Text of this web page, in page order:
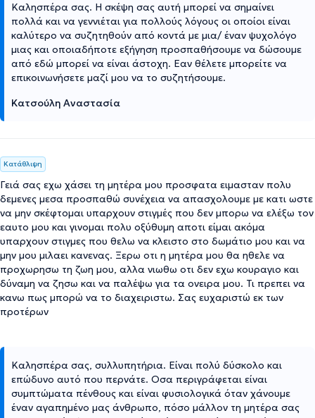
Καλησπέρα σας. Η σκέψη σας αυτή μπορεί να σημαίνει
πολλά και να γεννιέται για πολλούς λόγους οι οποίοι είναι
καλύτερο να συζητηθούν από κοντά με μια/ έναν ψυχολόγο
μιας και οποιαδήποτε εξήγηση προσπαθήσουμε να δώσουμε
από εδώ μπορεί να είναι άστοχη. Εαν θέλετε μπορείτε να
επικοινωνήσετε μαζί μου να το συζητήσουμε.
Κατσούλη Αναστασία
Κατάθλιψη
Γειά σας εχω χάσει τη μητέρα μου προσφατα ειμασταν πολυ
δεμενες μεσα προσπαθώ συνέχεια να απασχολουμε με κατι ωστε
να μην σκέφτομαι υπαρχουν στιγμές που δεν μπορω να ελέξω τον
εαυτο μου και γινομαι πολυ οξύθυμη αποτι είμαι ακόμα
υπαρχουν στιγμες που θελω να κλειστο στο δωμάτιο μου και να
μην μου μιλαει κανενας. Ξερω οτι η μητέρα μου θα ηθελε να
προχωρησω τη ζωη μου, αλλα νιωθω οτι δεν εχω κουραγιο και
δύναμη να ζησω και να παλέψω για τα ονειρα μου. Τι πρεπει να
κανω πως μπορώ να το διαχειριστω. Σας ευχαριστώ εκ των
προτέρων
Καλησπέρα σας, συλλυπητήρια. Είναι πολύ δύσκολο και
επώδυνο αυτό που περνάτε. Οσα περιγράφεται είναι
συμπτώματα πένθους και είναι φυσιολογικά όταν χάνουμε
έναν αγαπημένο μας άνθρωπο, πόσο μάλλον τη μητέρα σας